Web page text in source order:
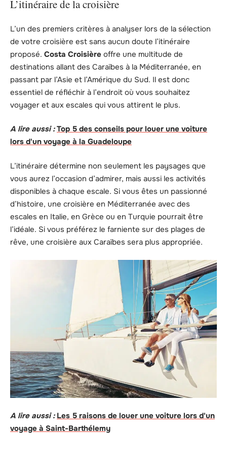
L’itinéraire de la croisière
L’un des premiers critères à analyser lors de la sélection
de votre croisière est sans aucun doute l’itinéraire
proposé. Costa Croisière offre une multitude de
destinations allant des Caraïbes à la Méditerranée, en
passant par l’Asie et l’Amérique du Sud. Il est donc
essentiel de réfléchir à l’endroit où vous souhaitez
voyager et aux escales qui vous attirent le plus.
A lire aussi : Top 5 des conseils pour louer une voiture
lors d'un voyage à la Guadeloupe
L’itinéraire détermine non seulement les paysages que
vous aurez l’occasion d’admirer, mais aussi les activités
disponibles à chaque escale. Si vous êtes un passionné
d’histoire, une croisière en Méditerranée avec des
escales en Italie, en Grèce ou en Turquie pourrait être
l’idéale. Si vous préférez le farniente sur des plages de
rêve, une croisière aux Caraïbes sera plus appropriée.
A lire aussi : Les 5 raisons de louer une voiture lors d'un
voyage à Saint-Barthélemy